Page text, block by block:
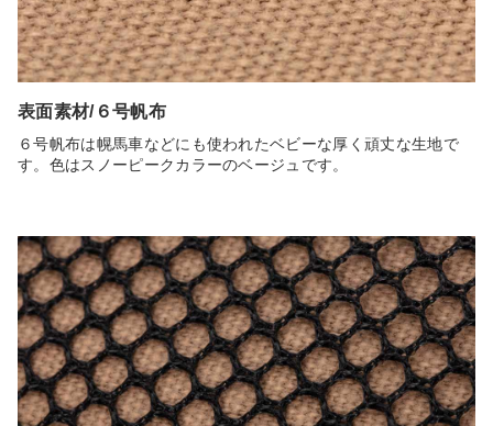
表面素材/６号帆布
６号帆布は幌馬車などにも使われたベビーな厚く頑丈な生地で
す。色はスノーピークカラーのベージュです。